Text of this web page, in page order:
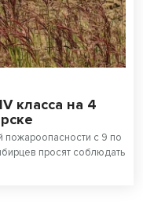
класса на 4
с 9 по
просят соблюдать